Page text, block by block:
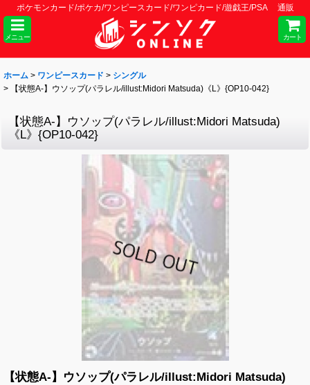
ポケモンカード/ポケカ/ワンピースカード/ワンピカード/遊戯王/PSA 通販
メニュー カート
ホーム > ワンピースカード > シングル
>
【状態A-】ウソップ(パラレル/illust:Midori Matsuda)《L》{OP10-042}
【状態A-】ウソップ(パラレル/illust:Midori Matsuda)
《L》{OP10-042}
【状態A-】ウソップ(パラレル/illust:Midori Matsuda)